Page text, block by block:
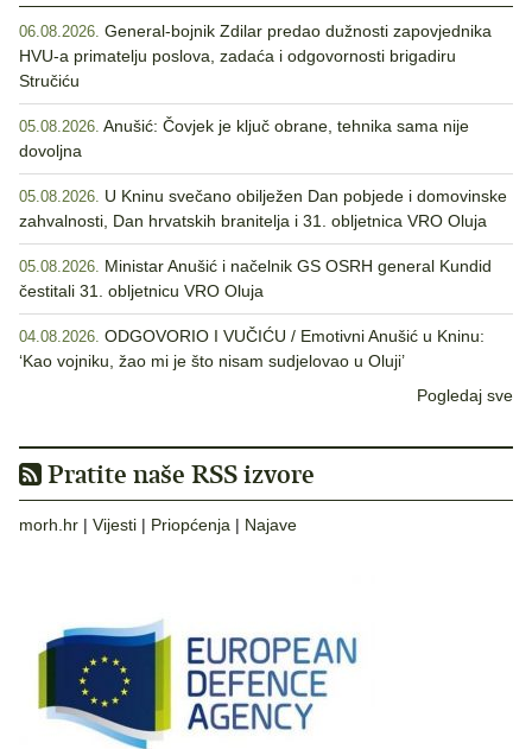
06.08.2026. General-bojnik Zdilar predao dužnosti zapovjednika
HVU-a primatelju poslova, zadaća i odgovornosti brigadiru
Stručiću
05.08.2026. Anušić: Čovjek je ključ obrane, tehnika sama nije
dovoljna
05.08.2026. U Kninu svečano obilježen Dan pobjede i domovinske
zahvalnosti, Dan hrvatskih branitelja i 31. obljetnica VRO Oluja
05.08.2026. Ministar Anušić i načelnik GS OSRH general Kundid
čestitali 31. obljetnicu VRO Oluja
04.08.2026. ODGOVORIO I VUČIĆU / Emotivni Anušić u Kninu:
‘Kao vojniku, žao mi je što nisam sudjelovao u Oluji’
Pogledaj sve
Pratite naše RSS izvore
morh.hr | Vijesti | Priopćenja | Najave